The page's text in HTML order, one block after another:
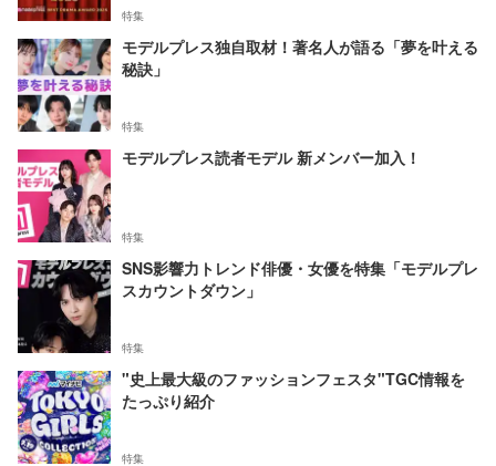
特集
モデルプレス独自取材！著名人が語る「夢を叶える
秘訣」
特集
モデルプレス読者モデル 新メンバー加入！
特集
SNS影響力トレンド俳優・女優を特集「モデルプレ
スカウントダウン」
特集
"史上最大級のファッションフェスタ"TGC情報を
たっぷり紹介
特集